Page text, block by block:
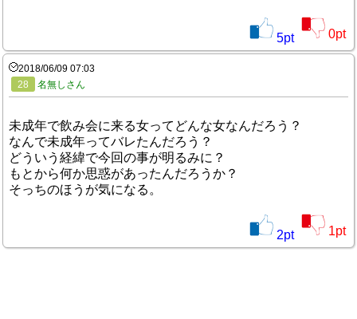
5pt 0pt
2018/06/09 07:03
28
名無しさん
未成年で飲み会に来る女ってどんな女なんだろう？
なんで未成年ってバレたんだろう？
どういう経緯で今回の事が明るみに？
もとから何か思惑があったんだろうか？
そっちのほうが気になる。
2pt 1pt